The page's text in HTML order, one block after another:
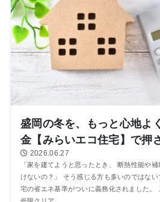
盛岡の冬を、もっと心地よ
金【みらいエコ住宅】で押
2026.06.27
「家を建てようと思ったとき、 断熱性能や
けないの？」 そう感じる方も多いのではな
宅の省エネ基準がついに義務化されました。